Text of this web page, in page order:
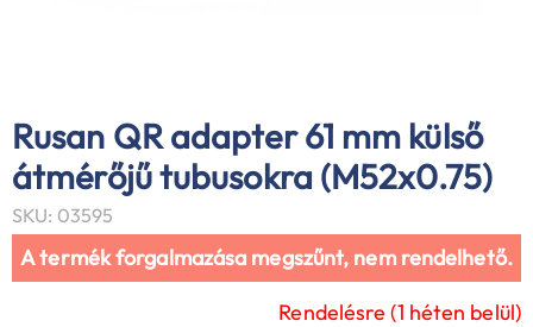
Rusan QR adapter 61 mm külső
átmérőjű tubusokra (M52x0.75)
SKU: 03595
A termék forgalmazása megszűnt, nem rendelhető.
Rendelésre (1 héten belül)